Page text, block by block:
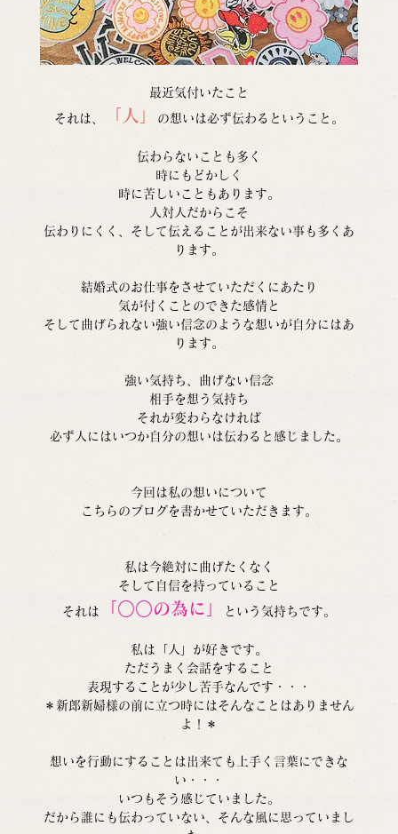
最近気付いたこと
それは、 「人」 の想いは必ず伝わるということ。
伝わらないことも多く
時にもどかしく
時に苦しいこともあります。
人対人だからこそ
伝わりにくく、そして伝えることが出来ない事も多くあ
ります。
結婚式のお仕事をさせていただくにあたり
気が付くことのできた感情と
そして曲げられない強い信念のような想いが自分にはあ
ります。
強い気持ち、曲げない信念
相手を想う気持ち
それが変わらなければ
必ず人にはいつか自分の想いは伝わると感じました。
今回は私の想いについて
こちらのブログを書かせていただきます。
私は今絶対に曲げたくなく
そして自信を持っていること
それは 「○○の為に」 という気持ちです。
私は「人」が好きです。
ただうまく会話をすること
表現することが少し苦手なんです・・・
＊新郎新婦様の前に立つ時にはそんなことはありません
よ！＊
想いを行動にすることは出来ても上手く言葉にできな
い・・・
いつもそう感じていました。
だから誰にも伝わっていない、そんな風に思っていまし